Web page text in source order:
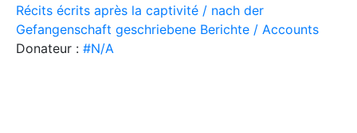
Récits écrits après la captivité / nach der
Gefangenschaft geschriebene Berichte / Accounts
Donateur : #N/A